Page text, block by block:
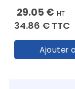
29.05 € HT
34.86 € TTC
Ajouter